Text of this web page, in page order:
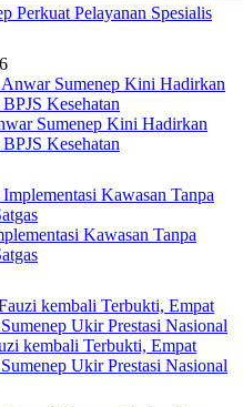
Perkuat Pelayanan Spesialis
Sumenep Kini Hadirkan
Kesehatan
Kawasan Tanpa
kembali Terbukti, Empat
Ukir Prestasi Nasional